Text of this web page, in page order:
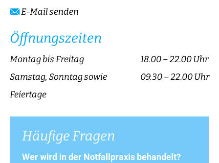
E-Mail senden
Öffnungszeiten
Montag bis Freitag
18.00 – 22.00 Uhr
Samstag, Sonntag sowie
Feiertage
09.30 – 22.00 Uhr
Häufige Fragen
Wer wird in der Notfallpraxis behandelt?